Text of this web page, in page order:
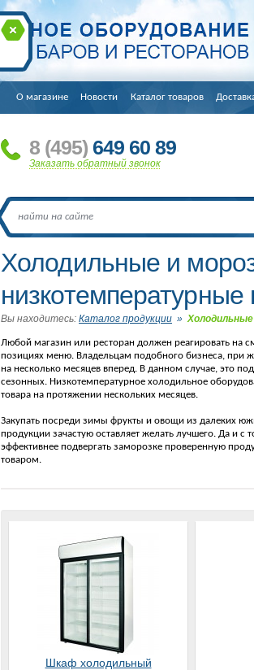
О магазине Новости Каталог товаров
8 (495) 649 60 89
Заказать обратный звонок
Холодильные и
Вы находитесь: Каталог продукции »
Любой магазин или ресторан должен реагировать на
позициях меню. Владельцам подобного бизнеса, при
на несколько месяцев вперед. В данном случае, это
сезонных. Низкотемпературное холодильное
товара на протяжении нескольких месяцев.
Закупать посреди зимы фрукты и овощи из далеких
продукции зачастую оставляет желать лучшего. Да и
эффективнее подвергать заморозке проверенную
товаром.
Шкаф холодильный